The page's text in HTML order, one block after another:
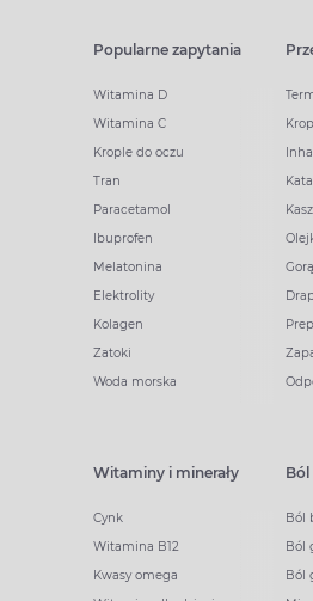
Popularne zapytania
Witamina D
Witamina C
Krople do oczu
Tran
Paracetamol
Ibuprofen
Melatonina
Elektrolity
Kolagen
Zatoki
Woda morska
Witaminy i minerały
Cynk
Witamina B12
Kwasy omega
Ból
Ból
Ból
Ból